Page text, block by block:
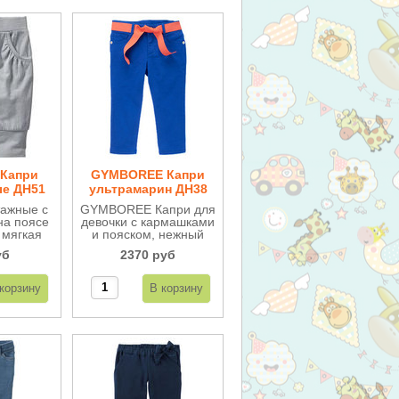
ДН51
с
поясе
серый
к
GYMBOREE Капри
ультрамарин ДН38
GYMBOREE Капри для
девочки с кармашками
и пояском, нежный
внутри регулируются.
2370 руб